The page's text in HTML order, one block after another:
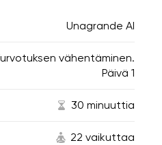
Unagrande AI
vähentäminen.
Päivä 1
30 minuuttia
22 vaikuttaa